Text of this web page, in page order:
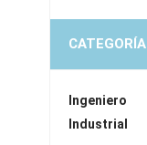
CATEGORÍA
Ingeniero
Industrial